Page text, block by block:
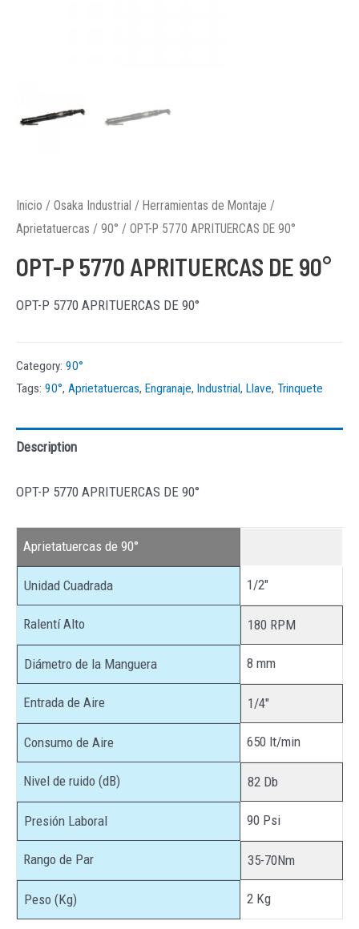
Inicio / Osaka Industrial / Herramientas de Montaje /
Aprietatuercas / 90° / OPT-P 5770 APRITUERCAS DE 90°
OPT-P 5770 APRITUERCAS DE 90°
OPT-P 5770 APRITUERCAS DE 90°
Category: 90°
Tags: 90°, Aprietatuercas, Engranaje, Industrial, Llave, Trinquete
Description
OPT-P 5770 APRITUERCAS DE 90°
Aprietatuercas de 90°
Unidad Cuadrada 1/2″
Ralentí Alto 180 RPM
Diámetro de la Manguera 8 mm
Entrada de Aire 1/4″
Consumo de Aire 650 lt/min
Nivel de ruido (dB) 82 Db
Presión Laboral 90 Psi
Rango de Par 35-70Nm
Peso (Kg) 2 Kg